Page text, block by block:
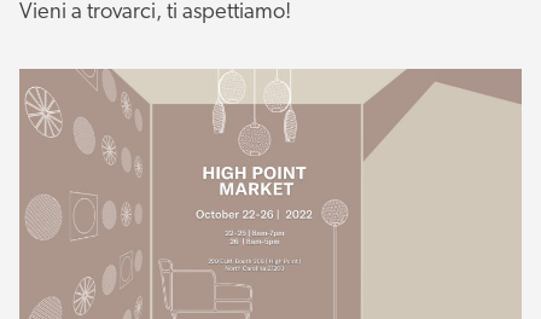
Vieni a trovarci, ti aspettiamo!